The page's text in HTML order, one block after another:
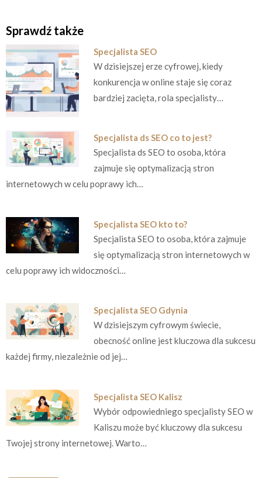
Sprawdź także
Specjalista SEO
W dzisiejszej erze cyfrowej, kiedy
konkurencja w online staje się coraz
bardziej zacięta, rola specjalisty…
Specjalista ds SEO co to jest?
Specjalista ds SEO to osoba, która
zajmuje się optymalizacją stron
internetowych w celu poprawy ich…
Specjalista SEO kto to?
Specjalista SEO to osoba, która zajmuje
się optymalizacją stron internetowych w
celu poprawy ich widoczności…
Specjalista SEO Gdynia
W dzisiejszym cyfrowym świecie,
obecność online jest kluczowa dla sukcesu
każdej firmy, niezależnie od jej…
Specjalista SEO Kalisz
Wybór odpowiedniego specjalisty SEO w
Kaliszu może być kluczowy dla sukcesu
Twojej strony internetowej. Warto…